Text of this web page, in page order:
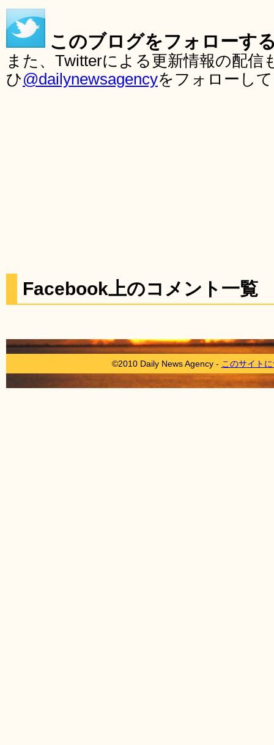
このブログをフォローす
また、Twitterによる更新情報の配
ひ@dailynewsagencyをフォローし
Facebook上のコメント一覧
©2010 Daily News Agency - このサイト